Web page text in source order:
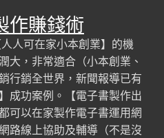
作賺錢術
人可在家小本創業】的機
大，非常適合（小本創業、
行銷全世界，新聞報導已有
成功案例。【電子書製作出
可以在家製作電子書運用網
路線上協助及輔導（不是沒